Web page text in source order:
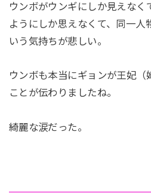
ウンボがウンギにしか見えなく
ようにしか思えなくて、同一人
いう気持ちが悲しい。
ウンボも本当にギョンが王妃（
ことが伝わりましたね。
綺麗な涙だった。